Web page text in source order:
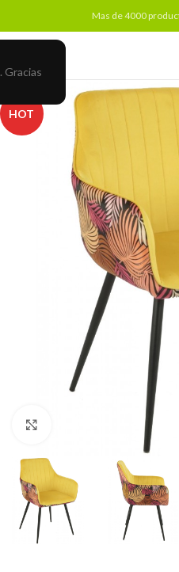
Gracias
Mas de 4000
HOT